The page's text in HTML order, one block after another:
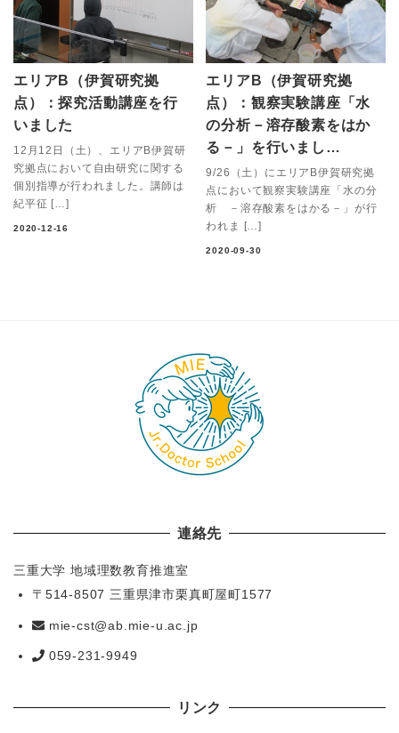
エリアB（伊賀研究拠
点）：探究活動講座を行
いました
12月12日（土）、エリアB伊賀研
究拠点において自由研究に関する
個別指導が行われました。講師は
紀平征 […]
2020-12-16
エリアB（伊賀研究拠
点）：観察実験講座「水
の分析－溶存酸素をはか
る－」を行いまし…
9/26（土）にエリアB伊賀研究拠
点において観察実験講座「水の分
析 －溶存酸素をはかる－」が行
われま […]
2020-09-30
連絡先
三重大学 地域理数教育推進室
〒514-8507 三重県津市栗真町屋町1577
mie-cst@ab.mie-u.ac.jp
059-231-9949
リンク